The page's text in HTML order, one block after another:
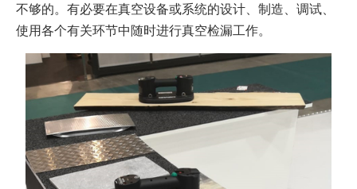
不够的。有必要在真空设备或系统的设计、制造、调试、
使用各个有关环节中随时进行真空检漏工作。